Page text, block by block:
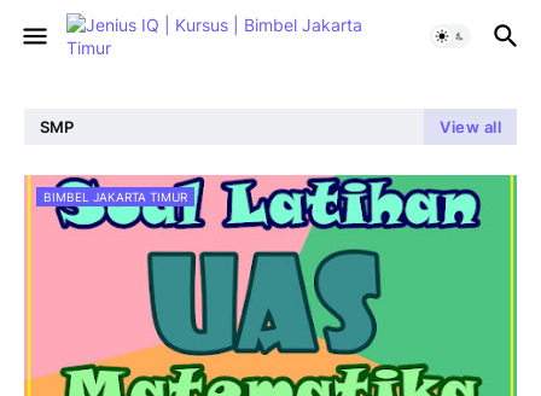
SMP View all
BIMBEL JAKARTA TIMUR